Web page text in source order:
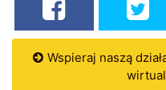
Wspieraj naszą